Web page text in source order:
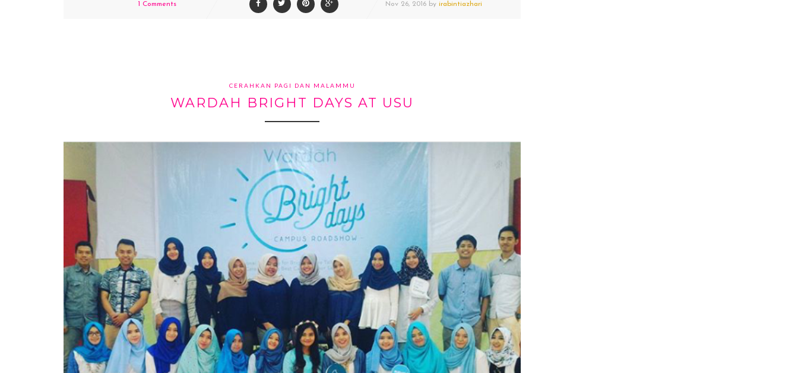
1 Comments Nov 26, 2016 by irabintiazhari
CERAHKAN PAGI DAN MALAMMU
WARDAH BRIGHT DAYS AT USU